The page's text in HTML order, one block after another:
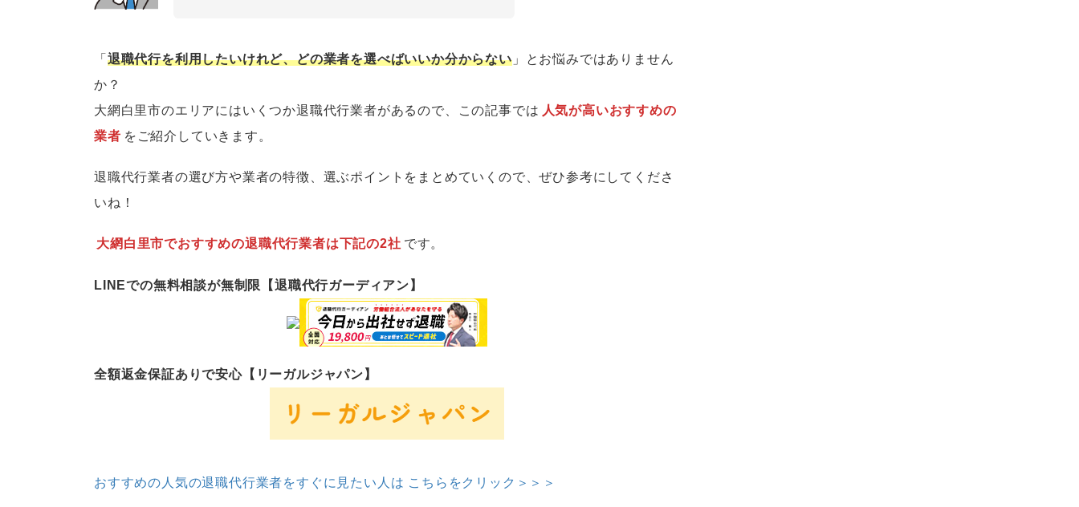
「 退職代行を利用したいけれど、どの業者を選べばいいか分からない」とお悩みではありません
か？
大網白里市のエリアにはいくつか退職代行業者があるので、この記事では 人気が高いおすすめの
業者 をご紹介していきます。
退職代行業者の選び方や業者の特徴、選ぶポイントをまとめていくので、ぜひ参考にしてくださ
いね！
大網白里市でおすすめの退職代行業者は下記の2社 です。
LINEでの無料相談が無制限【退職代行ガーディアン】
全額返金保証ありで安心【リーガルジャパン】
おすすめの人気の退職代行業者をすぐに見たい人は こちらをクリック＞＞＞